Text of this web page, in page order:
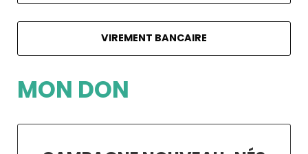
VIREMENT BANCAIRE
MON DON